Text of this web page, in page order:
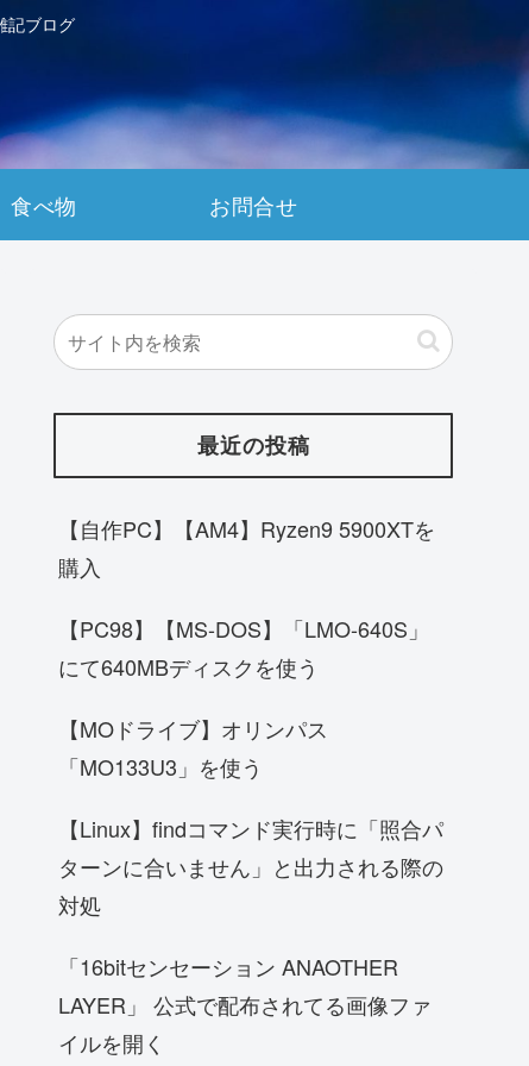
記ブログ
食べ物 お問合せ
最近の投稿
【自作PC】【AM4】Ryzen9 5900XTを
購入
【PC98】【MS-DOS】「LMO-640S」
にて640MBディスクを使う
【MOドライブ】オリンパス
「MO133U3」を使う
【Linux】findコマンド実行時に「照合パ
ターンに合いません」と出力される際の
対処
「16bitセンセーション ANAOTHER
LAYER」 公式で配布されてる画像ファ
イルを開く